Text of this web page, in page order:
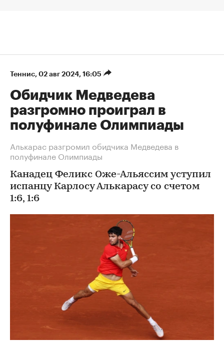
Теннис⁠, 02 авг 2024, 16:05
Обидчик Медведева
разгромно проиграл в
полуфинале Олимпиады
Алькарас разгромил обидчика Медведева в
полуфинале Олимпиады
Канадец Феликс Оже-Альяссим уступил
испанцу Карлосу Алькарасу со счетом
1:6, 1:6